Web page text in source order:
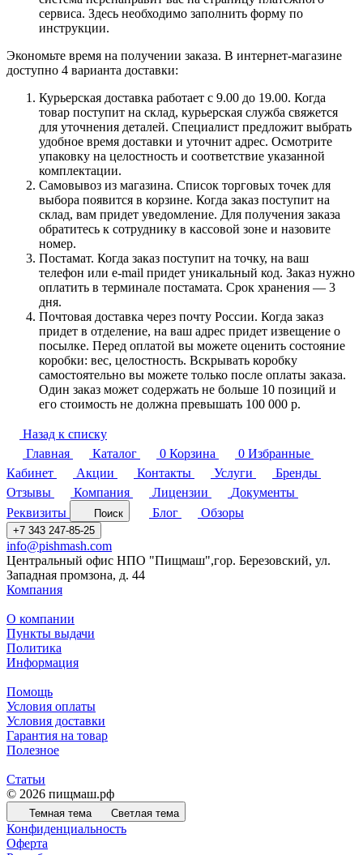
сервиса. Здесь необходимо заполнить форму по
инструкции.
Экономьте время на получении заказа. В интернет-магазине
доступно 4 варианта доставки:
Курьерская доставка работает с 9.00 до 19.00. Когда
товар поступит на склад, курьерская служба свяжется
для уточнения деталей. Специалист предложит выбрать
удобное время доставки и уточнит адрес. Осмотрите
упаковку на целостность и соответствие указанной
комплектации.
Самовывоз из магазина. Список торговых точек для
выбора появится в корзине. Когда заказ поступит на
склад, вам придет уведомление. Для получения заказа
обратитесь к сотруднику в кассовой зоне и назовите
номер.
Постамат. Когда заказ поступит на точку, на ваш
телефон или e-mail придет уникальный код. Заказ нужно
оплатить в терминале постамата. Срок хранения — 3
дня.
Почтовая доставка через почту России. Когда заказ
придет в отделение, на ваш адрес придет извещение о
посылке. Перед оплатой вы можете оценить состояние
коробки: вес, целостность. Вскрывать коробку
самостоятельно вы можете только после оплаты заказа.
Один заказ может содержать не больше 10 позиций и
его стоимость не должна превышать 100 000 р.
Назад к списку
Главная
Каталог 0 Корзина 0 Избранные
Кабинет
Акции Контакты Услуги
Бренды
Отзывы
Компания Лицензии
Документы
Реквизиты
Поиск Блог Обзоры
+7 343 247-85-25
info@pishmash.com
Центральный офис НПО "Пищмаш",гор. Березовский, ул.
Западная промзона, д. 44
Компания
О компании
Пункты выдачи
Политика
Информация
Помощь
Условия оплаты
Условия доставки
Гарантия на товар
Полезное
Статьи
© 2026 пищмаш.рф
Темная тема Светлая тема
Конфиденциальность
Оферта